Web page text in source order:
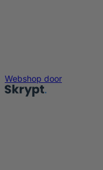
Webshop door